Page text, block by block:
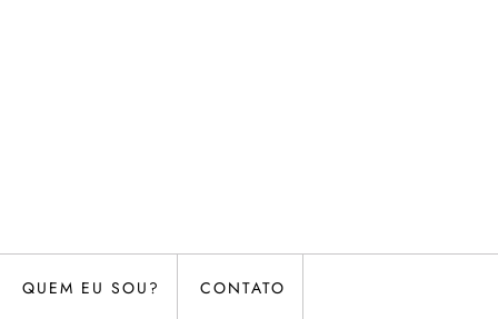
QUEM EU SOU? CONTATO